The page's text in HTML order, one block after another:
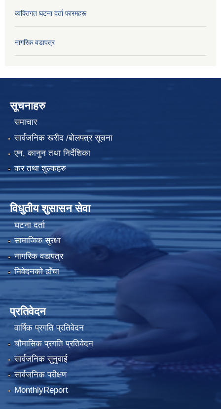
व्यक्तिगत घटना दर्ता फारमहरू
नागरिक वडापत्र
सूचनाहरु
समाचार
सार्वजनिक खरीद /बोलपत्र सूचना
एन, कानुन तथा निर्देशिका
कर तथा शुल्कहरु
विधुतीय शुसासन सेवा
घटना दर्ता
सामाजिक सुरक्षा
नागरिक वडापत्र
निवेदनको ढाँचा
प्रतिवेदन
वार्षिक प्रगति प्रतिवेदन
चौमासिक प्रगति प्रतिवेदन
सार्वजनिक सुनुवाई
सार्वजनिक परीक्षण
MonthlyReport